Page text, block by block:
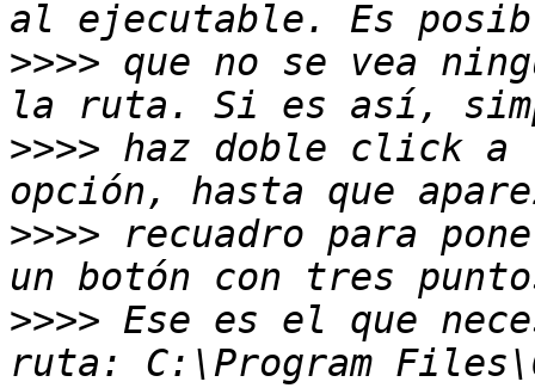
>>>> que no se vea
>>>> haz doble click a
>>>> recuadro para
>>>> Ese es el que